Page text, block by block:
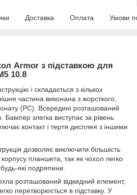
Доставка Оплата Умови
Armor з підставкою для
10.8
і складається з кількох
частина виконана з жорсткого,
(PC). Всередині розташований
злегка виступає за рівень
контакт і тертя дисплея з іншими
дозволяє виключити більшість
планшета, так як чохол легко
які подряпини.
розташований відкидний елемент,
перетворюється в підставку. У